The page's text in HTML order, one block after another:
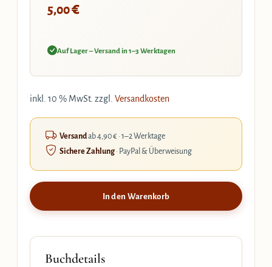
5,00€
Auf Lager – Versand in 1–3 Werktagen
inkl. 10 % MwSt. zzgl. Versandkosten
Versandab 4,90 € · 1–2 Werktage
Sichere Zahlung· PayPal & Überweisung
In den Warenkorb
Buchdetails